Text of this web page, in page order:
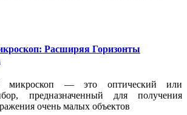
Расширяя Горизонты
микроскоп — это оптический или
предназначенный для получения
очень малых объектов